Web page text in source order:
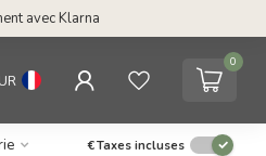
avec Klarna
0
€Taxes incluses